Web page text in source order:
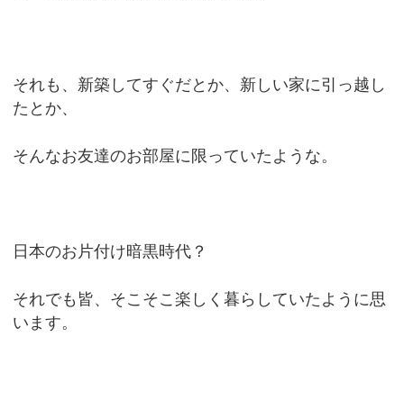
それも、新築してすぐだとか、新しい家に引っ越し
たとか、
そんなお友達のお部屋に限っていたような。
日本のお片付け暗黒時代？
それでも皆、そこそこ楽しく暮らしていたように思
います。